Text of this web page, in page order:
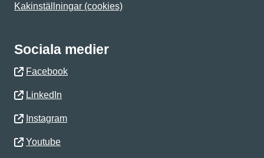
Kakinställningar (cookies)
Sociala medier
Facebook
LinkedIn
Instagram
Youtube